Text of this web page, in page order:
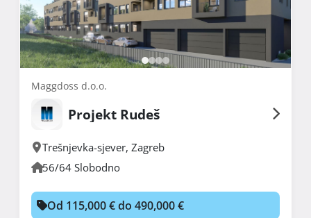
Maggdoss d.o.o.
Projekt Rudeš
Trešnjevka-sjever, Zagreb
56/64 Slobodno
Od 115,000 € do 490,000 €